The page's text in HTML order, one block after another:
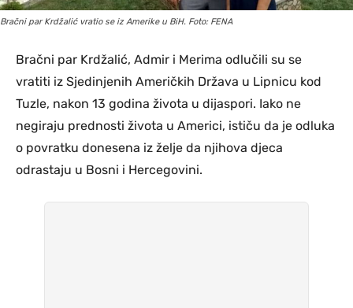
Bračni par Krdžalić vratio se iz Amerike u BiH. Foto: FENA
Bračni par Krdžalić, Admir i Merima odlučili su se
vratiti iz Sjedinjenih Američkih Država u Lipnicu kod
Tuzle, nakon 13 godina života u dijaspori. Iako ne
negiraju prednosti života u Americi, ističu da je odluka
o povratku donesena iz želje da njihova djeca
odrastaju u Bosni i Hercegovini.